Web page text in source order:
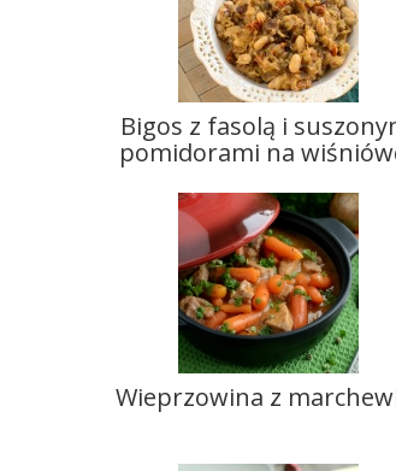
Bigos z fasolą i
pomidorami na
Wieprzowina z